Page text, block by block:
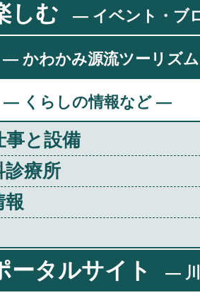
しむ ― イベント・ブ
― かわかみ源流ツーリズ
― くらしの情報など ―
事と設備
診療所
報
ータルサイト ―